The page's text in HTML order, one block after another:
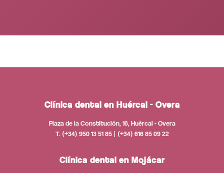
Clínica dental en Huércal - Overa
Plaza de la Constitución, 16, Huércal - Overa
T. (+34) 950 13 51 85 | (+34) 616 85 09 22
Clínica dental en Mojácar